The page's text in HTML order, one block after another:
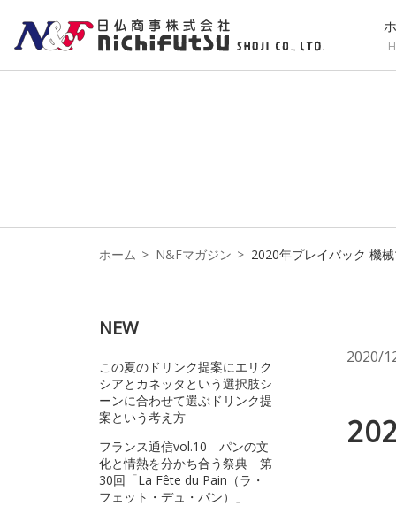
ホーム N&Fマガジン 2020年プレイバック 機
2020/
NEW
この夏のドリンク提案にエリク
シアとカネッタという選択肢シ
ーンに合わせて選ぶドリンク提
案という考え方
フランス通信vol.10 パンの文
化と情熱を分かち合う祭典 第
30回「La Fête du Pain（ラ・
フェット・デュ・パン）」